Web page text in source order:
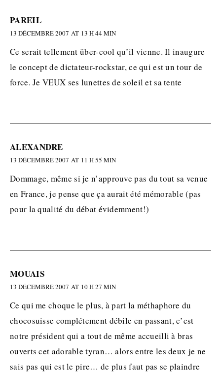
PAREIL
13 DÉCEMBRE 2007 AT 13 H 44 MIN
Ce serait tellement über-cool qu’il vienne. Il inaugure
le concept de dictateur-rockstar, ce qui est un tour de
force. Je VEUX ses lunettes de soleil et sa tente
ALEXANDRE
13 DÉCEMBRE 2007 AT 11 H 55 MIN
Dommage, même si je n’approuve pas du tout sa venue
en France, je pense que ça aurait été mémorable (pas
pour la qualité du débat évidemment!)
MOUAIS
13 DÉCEMBRE 2007 AT 10 H 27 MIN
Ce qui me choque le plus, à part la méthaphore du
chocosuisse complétement débile en passant, c’est
notre président qui a tout de même accueilli à bras
ouverts cet adorable tyran… alors entre les deux je ne
sais pas qui est le pire… de plus faut pas se plaindre